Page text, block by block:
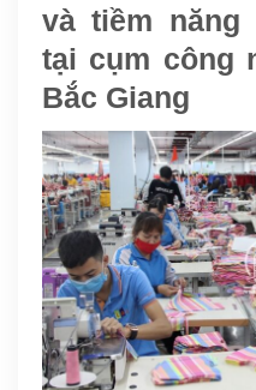
và tiềm năng
tại cụm công
Bắc Giang